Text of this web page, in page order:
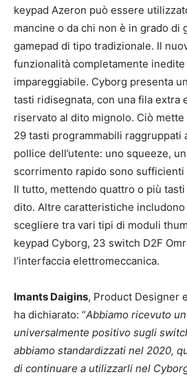
keypad Azeron può essere
mancine o da chi non è in grado di
gamepad di tipo tradizionale. Il
funzionalità completamente inedite
impareggiabile. Cyborg presenta
tasti ridisegnata, con una fila extra
riservato al dito mignolo. Ciò
29 tasti programmabili raggruppati
pollice dell’utente: uno squeeze,
scorrimento rapido sono sufficienti
Il tutto, mettendo quattro o più
dito. Altre caratteristiche
scegliere tra vari tipi di moduli
keypad Cyborg, 23 switch D2F
l’interfaccia elettromeccanica.
Imants Daigins, Product Designer
ha dichiarato: “Abbiamo ricevuto
universalmente positivo sugli
abbiamo standardizzati nel 2020,
di continuare a utilizzarli nel